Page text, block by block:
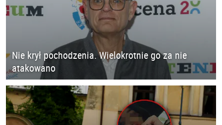
Nie krył pochodzenia. Wielokrotnie go za nie
atakowano